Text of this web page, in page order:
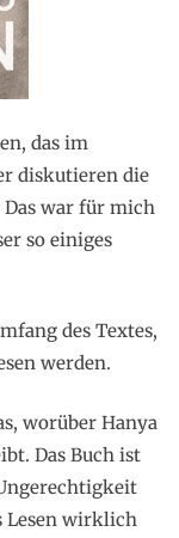
das im
diskutieren die
war für mich
so einiges
des Textes,
werden.
worüber Hanya
Das Buch ist
Lesen wirklich